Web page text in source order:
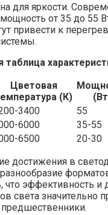
для яркости.
от 35 до 55
привести к
таблица
Цветовая
(К)
3400 55
6000 35-55
6500 20-30
достижения в
что эффективность и
света